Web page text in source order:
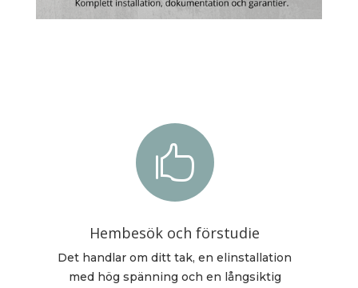

Hembesök och förstudie
Det handlar om ditt tak, en elinstallation
med hög spänning och en långsiktig